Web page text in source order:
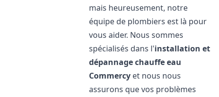
mais heureusement, notre
équipe de plombiers est là pour
vous aider. Nous sommes
spécialisés dans l'installation et
dépannage chauffe eau
Commercy et nous nous
assurons que vos problèmes